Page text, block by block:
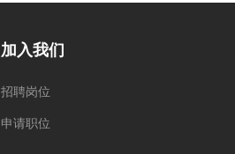
加入我们
招聘岗位
申请职位